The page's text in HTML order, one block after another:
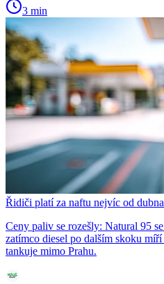
3 min
Řidiči platí za naftu nejvíc od
Ceny paliv se rozešly: Natural 95
zatímco diesel po dalším skoku
tankuje mimo Prahu.